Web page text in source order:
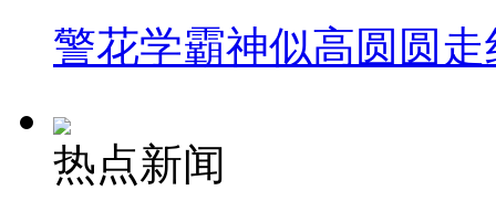
警花学霸神似高圆圆走
热点新闻